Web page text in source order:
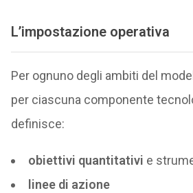
L’impostazione operativa
Per ognuno degli ambiti del
per ciascuna componente
definisce:
obiettivi quantitativi e
linee di azione